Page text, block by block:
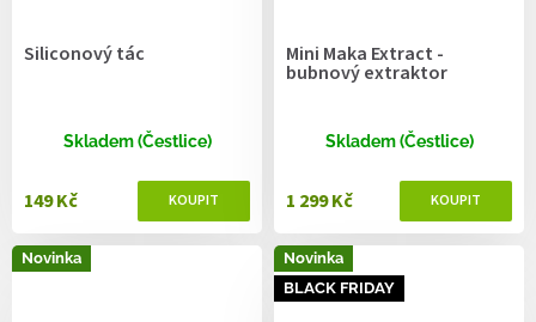
Siliconový tác
Skladem (Čestlice)
149 Kč
Mini Maka Extract -
bubnový extraktor
Skladem (Čestlice)
1 299 Kč
Novinka
Novinka
BLACK FRIDAY